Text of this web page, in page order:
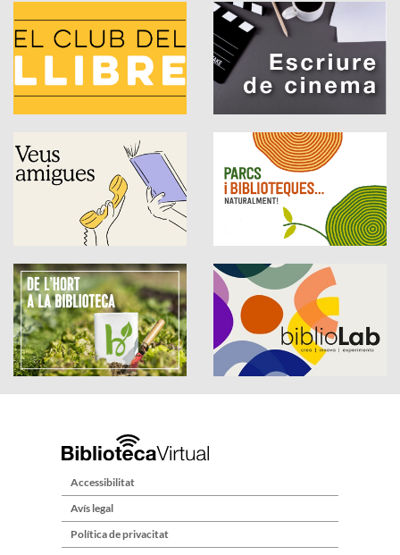
Accessibilitat
Avís legal
Política de privacitat